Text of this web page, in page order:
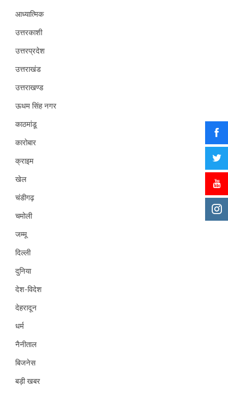
आध्यात्मिक
उत्तरकाशी
उत्तरप्रदेश
उत्तराखंड
उत्तराखण्ड
ऊधम सिंह नगर
काठमांडू
कारोबार
क्राइम
खेल
चंडीगढ़
चमोली
जम्मू
दिल्ली
दुनिया
देश-विदेश
देहरादून
धर्म
नैनीताल
बिजनेस
बड़ी खबर